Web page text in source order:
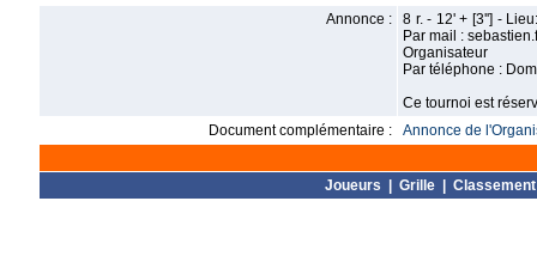
Annonce :
8 r. - 12' + [3''] -
Par mail :
Organisateur
Par téléphone :
Ce tournoi est
Document complémentaire :
Annonce de
Joueurs Grille| Classement